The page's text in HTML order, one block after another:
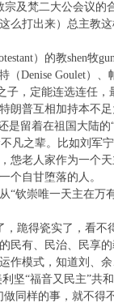
及梵二大公会议的
打出来）总主教
）的教shen牧
（Denise Goulet）
子，定能连选连任
朗普互相加持本不足
是留着在祖国大陆
凡之辈。比如刘军
老人家作为一个
个自甘堕落的人。
钦崇唯一天主在万
跪得瓷实了，看
有、民治、民享的
作模式，知道刘、
坚“福音又民主”共
同样的事，就不得